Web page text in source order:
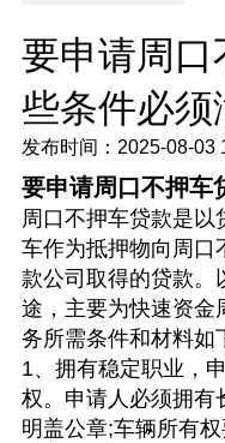
要申请周口
些条件必须
发布时间：2025-08-03
要申请周口不押车
周口不押车贷款是以
车作为抵押物向周口
款公司取得的贷款。
途，主要为快速资金
务所需条件和材料如
1、拥有稳定职业，
权。申请人必须拥有
明盖公章;车辆所有